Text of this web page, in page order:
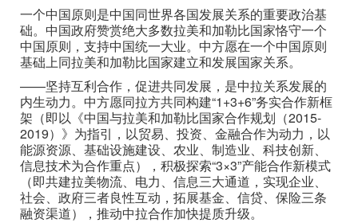
一个中国原则是中国同世界各国发展关系的重要政治基
础。中国政府赞赏绝大多数拉美和加勒比国家恪守一个
中国原则，支持中国统一大业。中方愿在一个中国原则
基础上同拉美和加勒比国家建立和发展国家关系。
——坚持互利合作，促进共同发展，是中拉关系发展的
内生动力。中方愿同拉方共同构建“1+3+6”务实合作新框
架（即以《中国与拉美和加勒比国家合作规划（2015-
2019）》为指引，以贸易、投资、金融合作为动力，以
能源资源、基础设施建设、农业、制造业、科技创新、
信息技术为合作重点），积极探索“3×3”产能合作新模式
（即共建拉美物流、电力、信息三大通道，实现企业、
社会、政府三者良性互动，拓展基金、信贷、保险三条
融资渠道），推动中拉合作加快提质升级。